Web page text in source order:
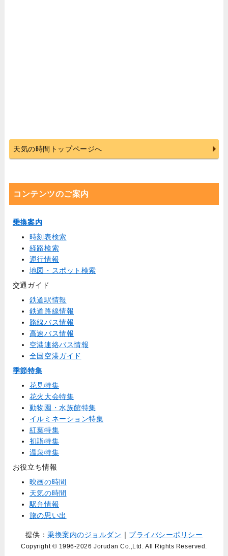
天気の時間トップページへ
コンテンツのご案内
乗換案内
時刻表検索
経路検索
運行情報
地図・スポット検索
交通ガイド
鉄道駅情報
鉄道路線情報
路線バス情報
高速バス情報
空港連絡バス情報
全国空港ガイド
季節特集
花見特集
花火大会特集
動物園・水族館特集
イルミネーション特集
紅葉特集
初詣特集
温泉特集
お役立ち情報
映画の時間
天気の時間
駅弁情報
旅の思い出
提供：乗換案内のジョルダン ｜ プライバシーポリシー
Copyright © 1996-2026 Jorudan Co.,Ltd. All Rights Reserved.